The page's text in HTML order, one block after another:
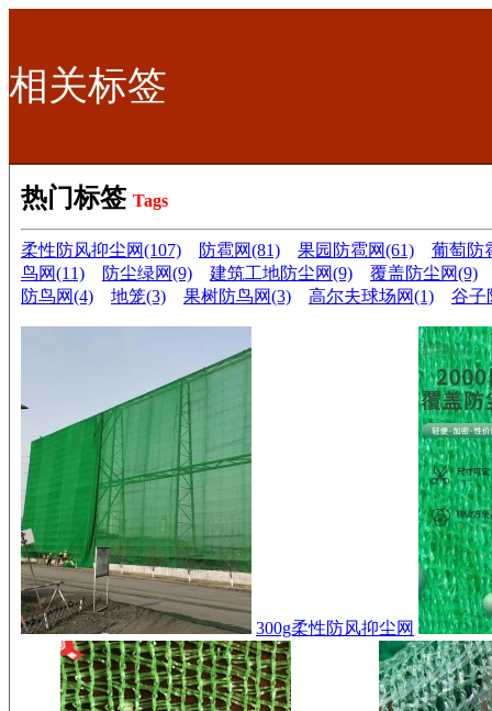
相关标签
热门标签 Tags
柔性防风抑尘网(107) 防雹网(81) 果园防雹网(61)
葡萄防
鸟网(11)
防尘绿网(9) 建筑工地防尘网(9)
覆盖防尘网(9)
防鸟网(4)
地笼(3) 果树防鸟网(3) 高尔夫球场网(1) 谷子
300g柔性防风抑尘网